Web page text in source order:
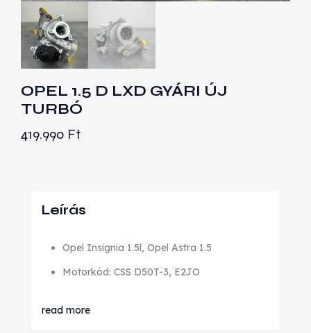
OPEL 1.5 D LXD GYÁRI ÚJ
TURBÓ
419.990 Ft
Leírás
Opel Insignia 1.5l, Opel Astra 1.5
Motorkód: CSS D50T-3, E2JO
read more